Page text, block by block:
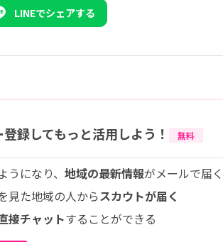
LINEでシェアする
録してもっと活用しよう！ 無料
うになり、 地域の最新情報がメールで届く
見た地域の人からスカウトが届く
接チャットすることができる